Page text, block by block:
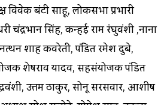
बंटी साहू, लोकसभा प्रभारी
चंद्रभान सिंह, कन्हई राम रंघुवंशी ,नाना
शाह कवरेती, पंडित रमेश दुबे,
शेषराव यादव, सहसंयोजक पंडित
उत्तम ठाकुर, सोनू सरसवार, आशीष